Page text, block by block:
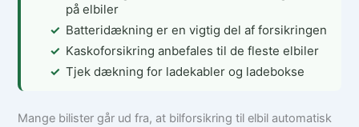
på elbiler
Batteridækning er en vigtig del af forsikringen
Kaskoforsikring anbefales til de fleste elbiler
Tjek dækning for ladekabler og ladebokse
Mange bilister går ud fra, at bilforsikring til elbil automatisk